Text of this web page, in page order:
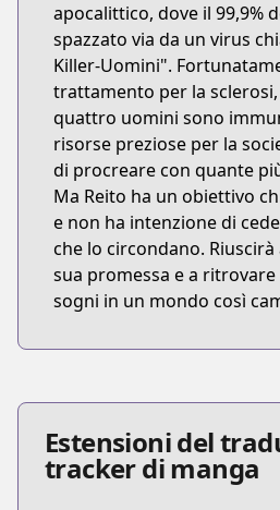
apocalittico, dove il 99,9%
spazzato via da un virus
Killer-Uomini".
trattamento per la
quattro uomini sono
risorse preziose per la
di procreare con quante
Ma Reito ha un obiettivo
e non ha intenzione di
che lo circondano.
sua promessa e a
sogni in un mondo così
Estensioni del
tracker di manga